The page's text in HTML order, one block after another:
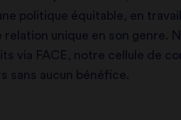
politique équitable, en
unique en son genre.
via FACE, notre cellule de
sans aucun bénéfice.